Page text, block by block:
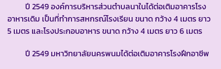
ปี 2549 องค์การบริหารส่วนตำบลนาในได้ต่อเติมอาคารโรง
อาหารเดิม เป็นที่ทำการสหกรณ์โรงเรียน ขนาด กว้าง 4 เมตร ยาว
5 เมตร และโรงประกอบอาหาร ขนาด กว้าง 4 เมตร ยาว 6 เมตร
ปี 2549 มหาวิทยาลัยนครพนมได้ต่อเติมอาคารโรงฝึกอาชีพ